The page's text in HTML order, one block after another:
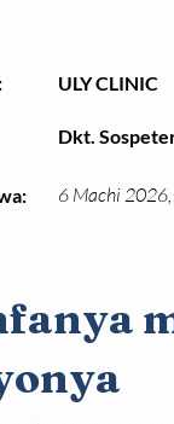
ULY CLINIC
Dkt.
6 Machi